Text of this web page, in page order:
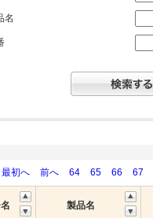
名
最初へ
前へ 64 65 66 67
製品名